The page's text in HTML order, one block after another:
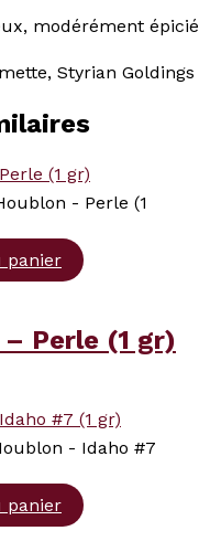
modérément épicié
Styrian Goldings
- Perle (1
panier
Perle (1 gr)
- Idaho #7
panier